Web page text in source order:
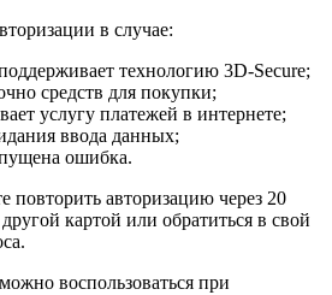
в случае:
технологию 3D-Secure;
средств для покупки;
услугу платежей в интернете;
ввода данных;
ошибка.
повторить авторизацию через 20
картой или обратиться в свой
воспользоваться при